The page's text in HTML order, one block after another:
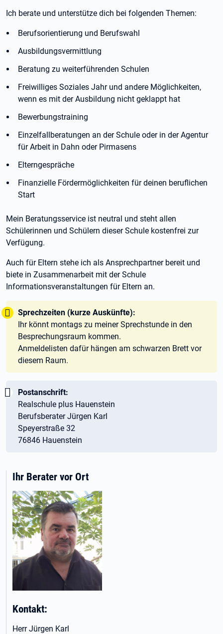
Ich berate und unterstütze dich bei folgenden Themen:
Berufsorientierung und Berufswahl
Ausbildungsvermittlung
Beratung zu weiterführenden Schulen
Freiwilliges Soziales Jahr und andere Möglichkeiten,
wenn es mit der Ausbildung nicht geklappt hat
Bewerbungstraining
Einzelfallberatungen an der Schule oder in der Agentur
für Arbeit in Dahn oder Pirmasens
Elterngespräche
Finanzielle Fördermöglichkeiten für deinen beruflichen
Start
Mein Beratungsservice ist neutral und steht allen
Schülerinnen und Schülern dieser Schule kostenfrei zur
Verfügung.
Auch für Eltern stehe ich als Ansprechpartner bereit und
biete in Zusammenarbeit mit der Schule
Informationsveranstaltungen für Eltern an.
Tipp:
Sprechzeiten (kurze Auskünfte):
Ihr könnt montags zu meiner Sprechstunde in den
Besprechungsraum kommen.
Anmeldelisten dafür hängen am schwarzen Brett vor
diesem Raum.
Wichtig:
Postanschrift:
Realschule plus Hauenstein
Berufsberater Jürgen Karl
Speyerstraße 32
76846 Hauenstein
Ihr Berater vor Ort
Kontakt:
Herr Jürgen Karl